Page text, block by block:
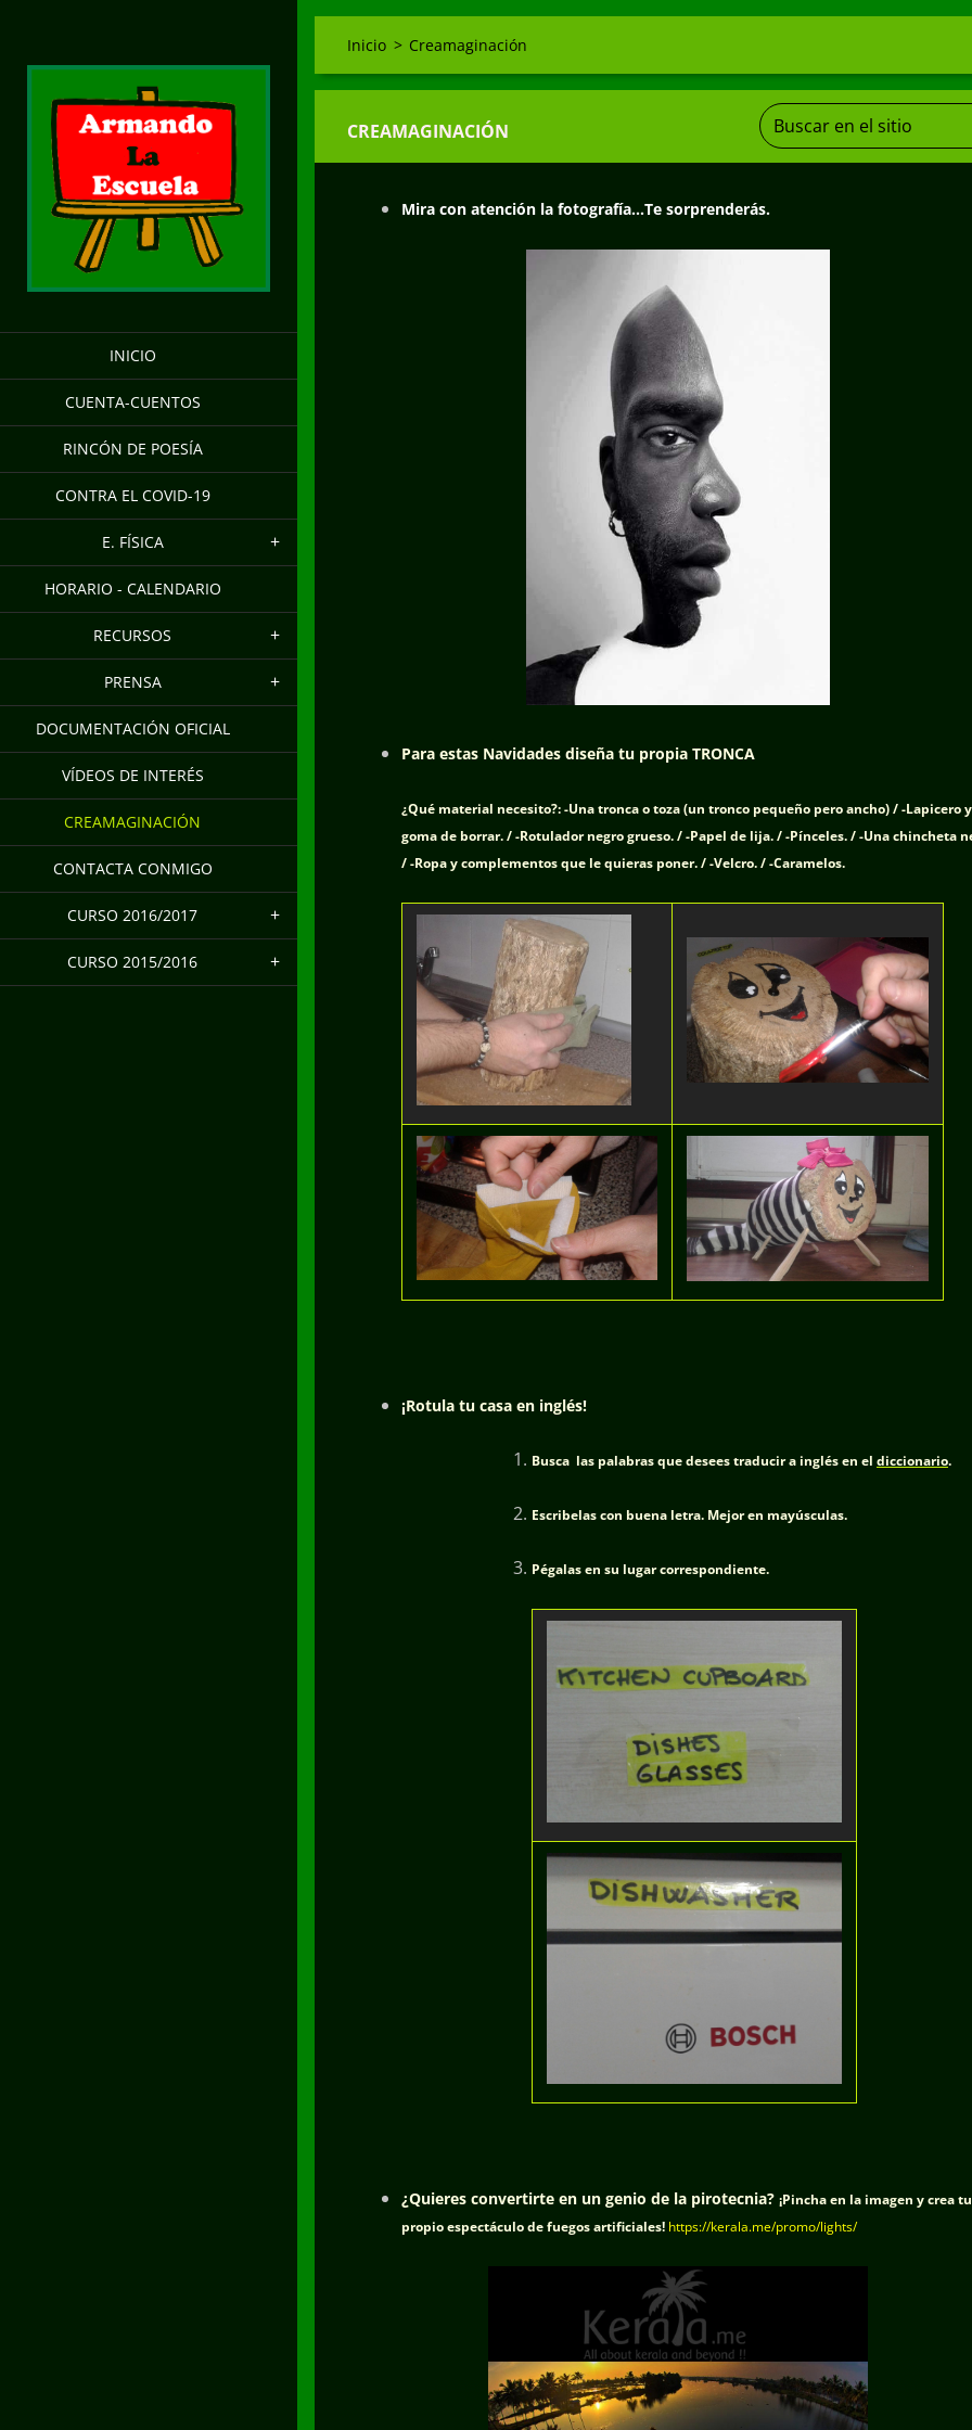
INICIO
CUENTA-CUENTOS
RINCÓN DE POESÍA
CONTRA EL COVID-19
E. FÍSICA
HORARIO - CALENDARIO
RECURSOS
PRENSA
DOCUMENTACIÓN OFICIAL
VÍDEOS DE INTERÉS
CREAMAGINACIÓN
CONTACTA CONMIGO
CURSO 2016/2017
CURSO 2015/2016
Inicio > Creamaginación
CREAMAGINACIÓN
Mira con atención la fotografía...Te sorprenderás.
Para estas Navidades diseña tu propia TRONCA
¿Qué material necesito?:-Una tronca o toza (un tronco pequeño pero ancho) /-Lapicero y
goma de borrar. / -Rotulador negro grueso. / -Papel de lija. / -Pínceles. / -Una chincheta
/ -Ropa y complementos que le quieras poner. / -Velcro. / -Caramelos.
¡Rotula tu casa en inglés!
Busca las palabras que desees traducir a inglés en el diccionario.
Escribelas con buena letra. Mejor en mayúsculas.
Pégalas en su lugar correspondiente.
¿Quieres convertirte en un genio de la pirotecnia? ¡Pincha en la imagen y crea tu
propio espectáculo de fuegos artificiales! https://kerala.me/promo/lights/